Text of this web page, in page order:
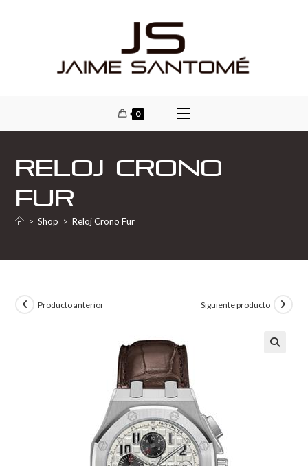
0
Reloj Crono
Fur
> Shop > Reloj Crono Fur
Producto anterior Siguiente producto